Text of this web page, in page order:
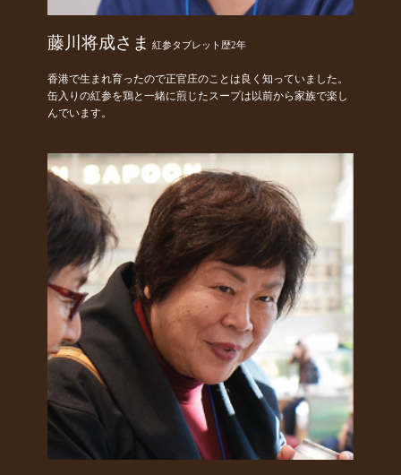
藤川将成さま 紅参タブレット歴2年
香港で生まれ育ったので正官庄のことは良く知っていました。
缶入りの紅参を鶏と一緒に煎じたスープは以前から家族で楽し
んでいます。